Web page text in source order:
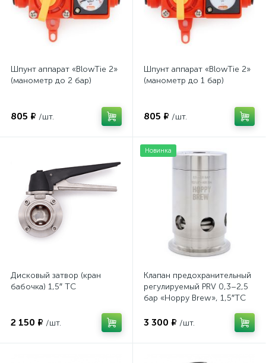
Шпунт аппарат «BlowTie 2»
(манометр до 2 бар)
805 ₽ /шт.
Шпунт аппарат «BlowTie 2»
(манометр до 1 бар)
805 ₽ /шт.
Дисковый затвор (кран
бабочка) 1,5″ TC
2 150 ₽ /шт.
Новинка
Клапан предохранительный
регулируемый PRV 0,3–2,5
бар «Hoppy Brew», 1,5″TC
3 300 ₽ /шт.